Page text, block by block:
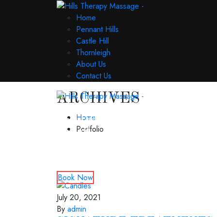
Home
Pennant Hills
Castle Hill
Thornleigh
About Us
Contact Us
Pennant Hills
Castle Hill
Book Now
ARCHIVES
Home
Portfolio
July 20, 2021
By admin